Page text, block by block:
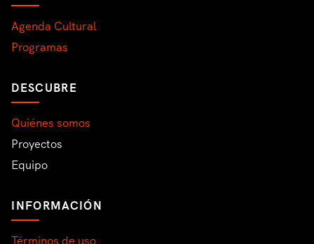
Agenda Cultural
Programas
DESCUBRE
Quiénes somos
Proyectos
Equipo
INFORMACIÓN
Términos de uso